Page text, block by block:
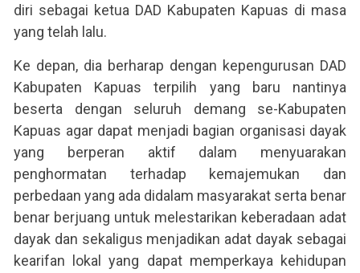
diri sebagai ketua DAD Kabupaten Kapuas di masa
yang telah lalu.
Ke depan, dia berharap dengan kepengurusan DAD
Kabupaten Kapuas terpilih yang baru nantinya
beserta dengan seluruh demang se-Kabupaten
Kapuas agar dapat menjadi bagian organisasi dayak
yang berperan aktif dalam menyuarakan
penghormatan terhadap kemajemukan dan
perbedaan yang ada didalam masyarakat serta benar
benar berjuang untuk melestarikan keberadaan adat
dayak dan sekaligus menjadikan adat dayak sebagai
kearifan lokal yang dapat memperkaya kehidupan